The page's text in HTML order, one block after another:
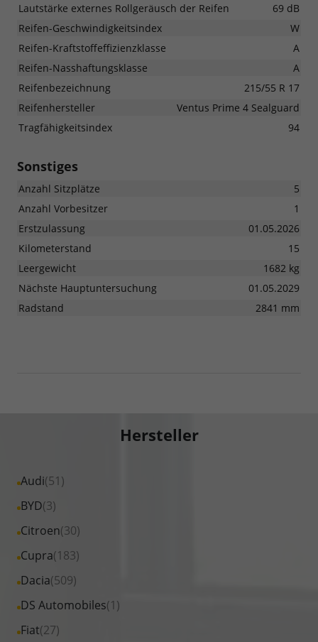
Lautstärke externes Rollgeräusch der Reifen
69 dB
Reifen-Geschwindigkeitsindex
W
Reifen-Kraftstoffeffizienzklasse
A
Reifen-Nasshaftungsklasse
A
Reifenbezeichnung
215/55 R 17
Reifenhersteller
Ventus Prime 4 Sealguard
Tragfähigkeitsindex
94
Sonstiges
Anzahl Sitzplätze
5
Anzahl Vorbesitzer
1
Erstzulassung
01.05.2026
Kilometerstand
15
Leergewicht
1682 kg
Nächste Hauptuntersuchung
01.05.2029
Radstand
2841 mm
Hersteller
Audi(51)
Alle
Fahrzeuge
Audi
anzeigen
BYD(3)
Alle
Fahrzeuge
BYD
anzeigen
Citroen(30)
Alle
Fahrzeuge
Citroen
anzeigen
Cupra(183)
Alle
Fahrzeuge
Cupra
anzeigen
Dacia(509)
Alle
Fahrzeuge
Dacia
DS Automobiles(1)
Alle
Fahrzeuge
Fiat(27)
Alle